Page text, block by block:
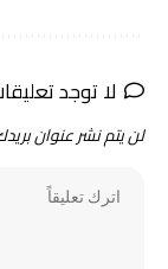
لا توجد
لن يتم نشر عنوان